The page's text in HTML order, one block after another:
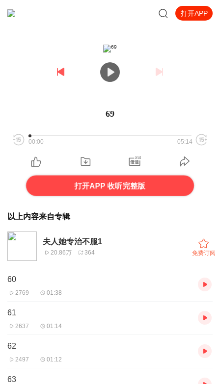
打开APP
69
00:00 05:14
打开APP 收听完整版
以上内容来自专辑
夫人她专治不服1
20.86万 364 免费订阅
60
2769 01:38
61
2637 01:14
62
2497 01:12
63